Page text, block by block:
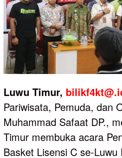
Luwu Timur,
Pariwisata, Pemuda, dan
Muhammad Safaat DP.,
Timur membuka acara
Basket Lisensi C se-